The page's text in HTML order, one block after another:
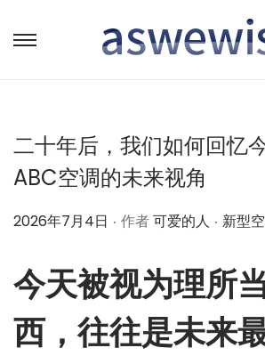
转
跳
二十年后，我们如何回忆
ABC空调的未来视角
作
2026年7月4日 . 作者可爱的人 . 作
新型
今天被视为理所
西，往往是未来